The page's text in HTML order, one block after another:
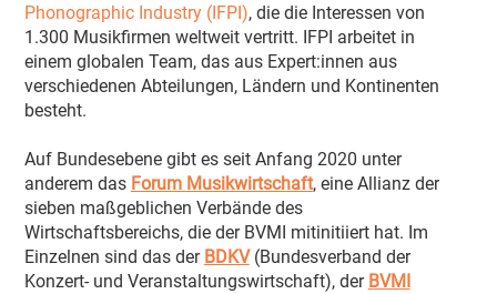
Phonographic Industry (IFPI), die die Interessen von
1.300 Musikfirmen weltweit vertritt. IFPI arbeitet in
einem globalen Team, das aus Expert:innen aus
verschiedenen Abteilungen, Ländern und Kontinenten
besteht.
Auf Bundesebene gibt es seit Anfang 2020 unter
anderem das Forum Musikwirtschaft, eine Allianz der
sieben maßgeblichen Verbände des
Wirtschaftsbereichs, die der BVMI mitinitiiert hat. Im
Einzelnen sind das der BDKV(Bundesverband der
Konzert- und Veranstaltungswirtschaft), der BVMI